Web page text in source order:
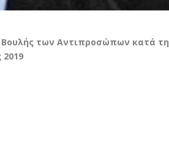
των Αντιπροσώπων κατά τη